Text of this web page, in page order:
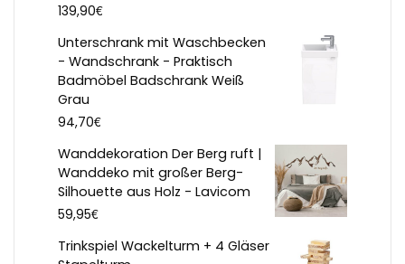
139,90€
Unterschrank mit Waschbecken
- Wandschrank - Praktisch
Badmöbel Badschrank Weiß
Grau
94,70€
Wanddekoration Der Berg ruft |
Wanddeko mit großer Berg-
Silhouette aus Holz - Lavicom
59,95€
Trinkspiel Wackelturm + 4 Gläser